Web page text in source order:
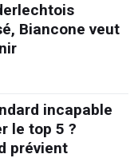
Biancone veut
incapable
le top 5 ?
prévient